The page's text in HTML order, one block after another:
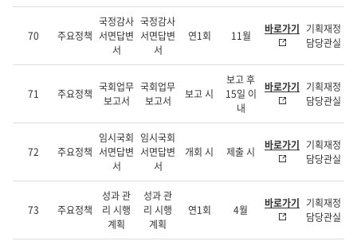
70 주요정책
국정감사
서면답변
서
국정감사
서면답변
서
연1회 11월 바로가기 기획재정
담당관실
71 주요정책 국회업무
보고서
국회업무
보고서
보고 시
보고 후
15일 이
내
바로가기 기획재정
담당관실
72 주요정책
임시국회
서면답변
서
임시국회
서면답변
서
개회 시 제출 시 바로가기 기획재정
담당관실
73 주요정책
성과 관
리 시행
계획
성과 관
리 시행
계획
연1회 4월 바로가기 기획재정
담당관실